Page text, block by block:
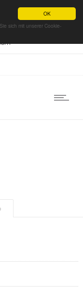
OK
sich mit unserer Cookie-